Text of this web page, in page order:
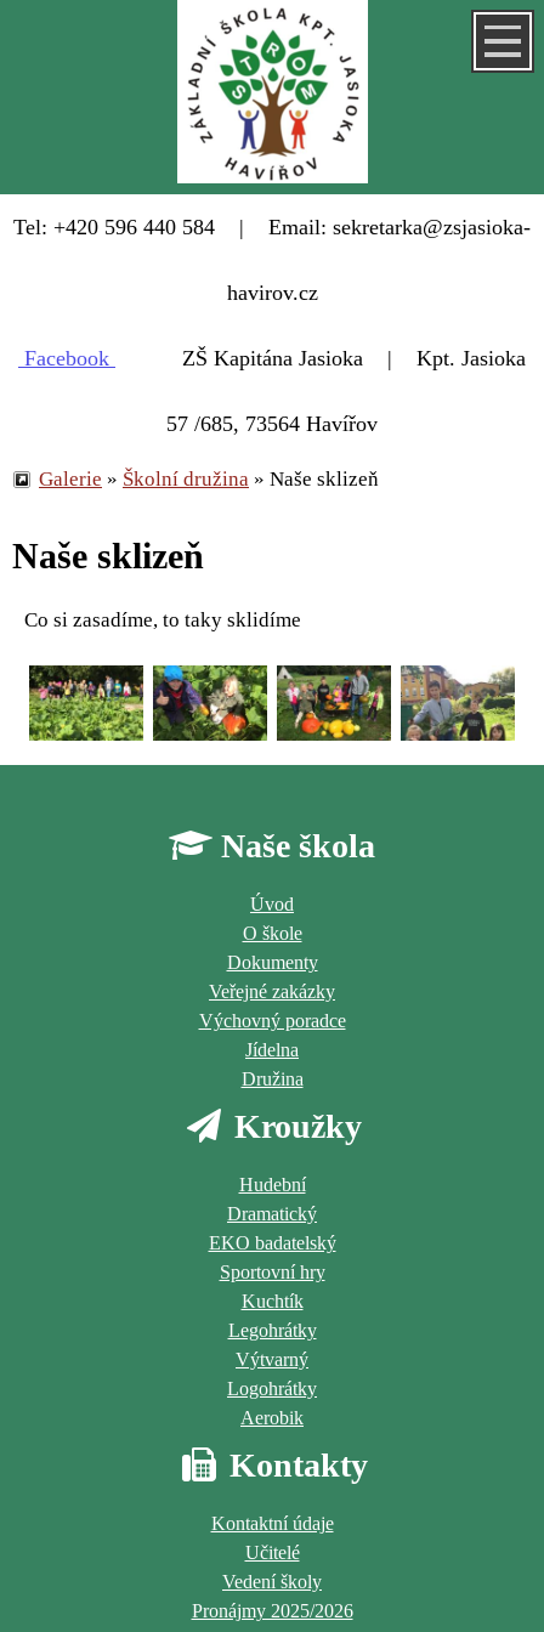
Tel: +420 596 440 584 | Email: sekretarka@zsjasioka-
havirov.cz
Facebook ZŠ Kapitána Jasioka | Kpt. Jasioka
57 /685, 73564 Havířov
Galerie » Školní družina » Naše sklizeň
Naše sklizeň
Co si zasadíme, to taky sklidíme
Naše škola
Úvod
O škole
Dokumenty
Veřejné zakázky
Výchovný poradce
Jídelna
Družina
Kroužky
Hudební
Dramatický
EKO badatelský
Sportovní hry
Kuchtík
Legohrátky
Výtvarný
Logohrátky
Aerobik
Kontakty
Kontaktní údaje
Učitelé
Vedení školy
Pronájmy 2025/2026